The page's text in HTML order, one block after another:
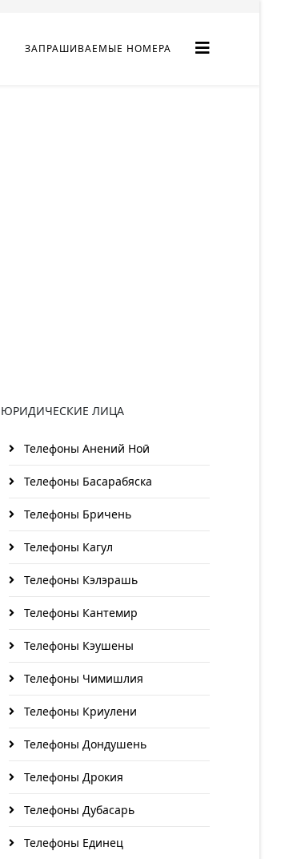
ЗАПРАШИВАЕМЫЕ НОМЕРА
ЮРИДИЧЕСКИЕ ЛИЦА
Телефоны Анений Ноӣ
Телефоны Басарабяска
Телефоны Бричень
Телефоны Кагул
Телефоны Кэлэрашь
Телефоны Кантемир
Телефоны Кэушены
Телефоны Чимишлия
Телефоны Криулени
Телефоны Дондушень
Телефоны Дрокия
Телефоны Дубасарь
Телефоны Единец